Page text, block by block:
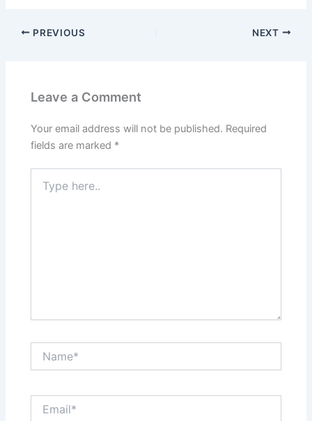
PREVIOUS NEXT
Leave a Comment
Your email address will not be published. Required
fields are marked *
here..